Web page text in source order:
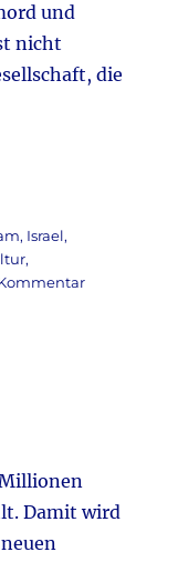
und
nicht
die
, Israel,
,
zu
Damit wird